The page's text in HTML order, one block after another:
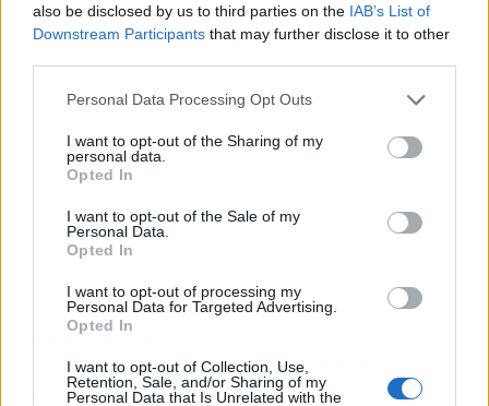
also be disclosed by us to third parties on the IAB’s List of
Downstream Participants that may further disclose it to other
Personal Data Processing Opt Outs
I want to opt-out of the Sharing of my
personal data.
Opted In
I want to opt-out of the Sale of my
Personal Data.
Opted In
I want to opt-out of processing my
Personal Data for Targeted Advertising.
Opted In
I want to opt-out of Collection, Use,
Retention, Sale, and/or Sharing of my
Personal Data that Is Unrelated with the
López explica que, aunque el 2021 llega "lleno
de incertidumbre y de dudas", uno de los
objetivos propuestos y que "continuará
independientemente del COVID es la apuesta